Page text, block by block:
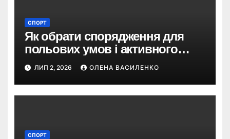
СПОРТ
Як обрати спорядження для
польових умов і активного
відпочинку
ЛИП 2, 2026 ОЛЕНА ВАСИЛЕНКО
СПОРТ